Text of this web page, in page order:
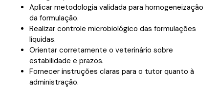
Aplicar metodologia validada para homogeneização
da formulação.
Realizar controle microbiológico das formulações
líquidas.
Orientar corretamente o veterinário sobre
estabilidade e prazos.
Fornecer instruções claras para o tutor quanto à
administração.